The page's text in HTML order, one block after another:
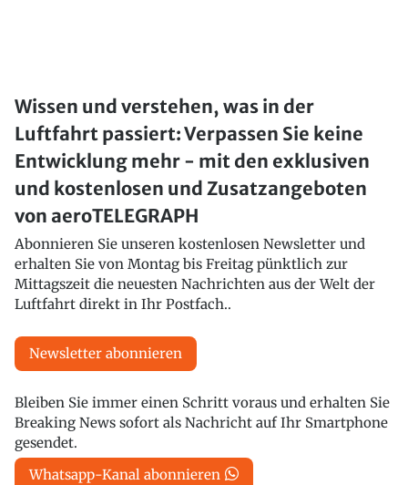
Wissen und verstehen, was in der
Luftfahrt passiert: Verpassen Sie keine
Entwicklung mehr - mit den exklusiven
und kostenlosen und Zusatzangeboten
von aeroTELEGRAPH
Abonnieren Sie unseren kostenlosen Newsletter und
erhalten Sie von Montag bis Freitag pünktlich zur
Mittagszeit die neuesten Nachrichten aus der Welt der
Luftfahrt direkt in Ihr Postfach..
Newsletter abonnieren
Bleiben Sie immer einen Schritt voraus und erhalten Sie
Breaking News sofort als Nachricht auf Ihr Smartphone
gesendet.
Whatsapp-Kanal abonnieren